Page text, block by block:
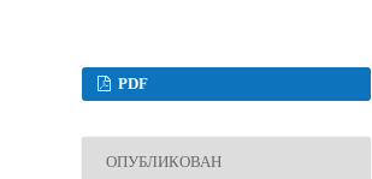
PDF
ОПУБЛИКОВАН